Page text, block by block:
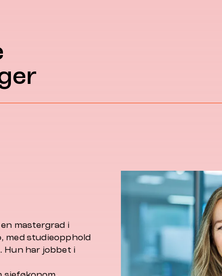
mastergrad i
med studieopphold
Hun har jobbet i